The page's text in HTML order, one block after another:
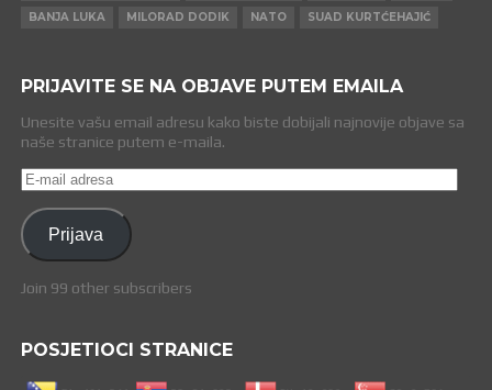
BANJA LUKA
MILORAD DODIK NATO SUAD KURTĆEHAJIĆ
PRIJAVITE SE NA OBJAVE PUTEM EMAILA
Unesite vašu email adresu kako biste dobijali najnovije objave sa
naše stranice putem e-maila.
E-
mail
adresa
Prijava
Join 99 other subscribers
POSJETIOCI STRANICE